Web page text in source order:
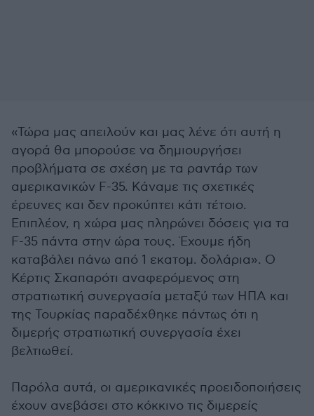
«Τώρα μας απειλούν και μας λένε ότι αυτή η
αγορά θα μπορούσε να δημιουργήσει
προβλήματα σε σχέση με τα ραντάρ των
αμερικανικών F-35. Κάναμε τις σχετικές
έρευνες και δεν προκύπτει κάτι τέτοιο.
Επιπλέον, η χώρα μας πληρώνει δόσεις για τα
F-35 πάντα στην ώρα τους. Έχουμε ήδη
καταβάλει πάνω από 1 εκατομ. δολάρια». Ο
Κέρτις Σκαπαρότι αναφερόμενος στη
στρατιωτική συνεργασία μεταξύ των ΗΠΑ και
της Τουρκίας παραδέχθηκε πάντως ότι η
διμερής στρατιωτική συνεργασία έχει
βελτιωθεί.
Παρόλα αυτά, οι αμερικανικές προειδοποιήσεις
έχουν ανεβάσει στο κόκκινο τις διμερείς